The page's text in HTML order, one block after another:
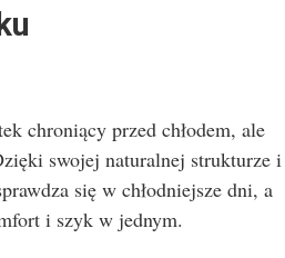
chroniący przed chłodem, ale
swojej naturalnej strukturze i
się w chłodniejsze dni, a
i szyk w jednym.